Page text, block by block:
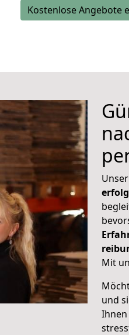
Kostenlose Angebote
Mit
und
Ihnen